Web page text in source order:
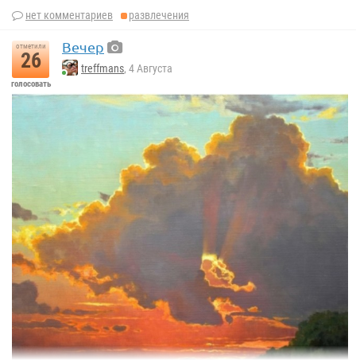
«Скалистые горы, пик Ландера» 1863 г.
Альберт Бирштадт.
нет комментариев развлечения
отметили
26
голосовать
Вечер
treffmans, 4 Августа